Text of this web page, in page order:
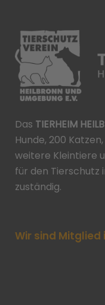
Das TIERHEIM
Hunde, 200
weitere Kleintiere
für den Tierschutz
zuständig.
Wir sind Mitglied